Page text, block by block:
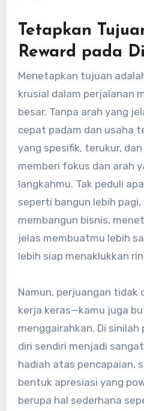
Tetapkan
Reward pada
Menetapkan tujuan
krusial dalam perjalanan
besar. Tanpa arah yang
cepat padam dan usaha
yang spesifik, terukur,
memberi fokus dan arah
langkahmu. Tak peduli
seperti bangun lebih
membangun bisnis,
jelas membuatmu lebih
lebih siap menaklukkan
Namun, perjuangan tidak
kerja keras—kamu juga
menggairahkan. Di
diri sendiri menjadi
hadiah atas pencapaian,
bentuk apresiasi yang
berupa hal sederhana